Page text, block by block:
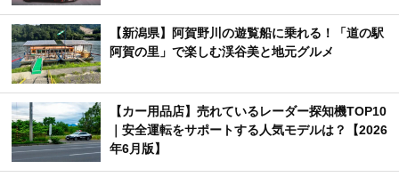
【新潟県】阿賀野川の遊覧船に乗れる！「道の駅
阿賀の里」で楽しむ渓谷美と地元グルメ
【カー用品店】売れているレーダー探知機TOP10
｜安全運転をサポートする人気モデルは？【2026
年6月版】